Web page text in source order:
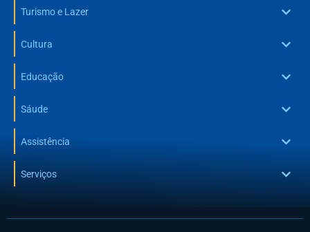
Turismo e Lazer
Cultura
Educação
Sáude
Assistência
Serviços